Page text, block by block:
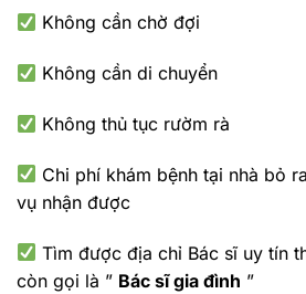
Không cần chờ đợi
Không cần di chuyển
Không thủ tục rườm rà
Chi phí khám bệnh tại nhà bỏ
vụ nhận được
Tìm được địa chỉ Bác sĩ uy tín
còn gọi là ” Bác sĩ gia đình ”